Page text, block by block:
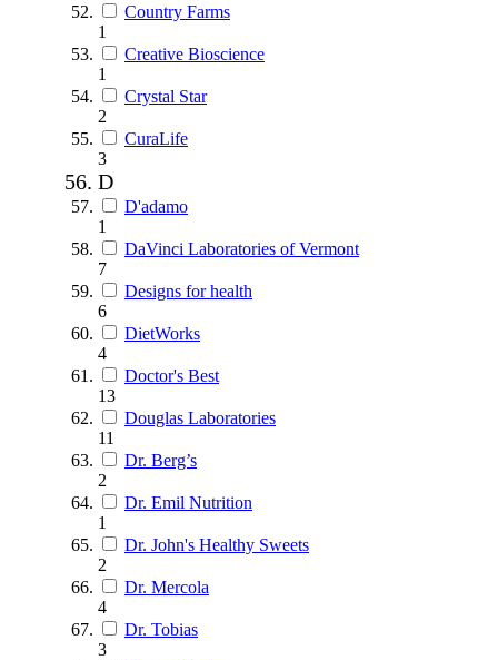
Country Farms
1
Creative Bioscience
1
Crystal Star
2
CuraLife
3
D
D'adamo
1
DaVinci Laboratories of Vermont
7
Designs for health
6
DietWorks
4
Doctor's Best
13
Douglas Laboratories
11
Dr. Berg’s
2
Dr. Emil Nutrition
1
Dr. John's Healthy Sweets
2
Dr. Mercola
4
Dr. Tobias
3